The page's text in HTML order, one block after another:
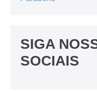
SIGA
SOCIAIS